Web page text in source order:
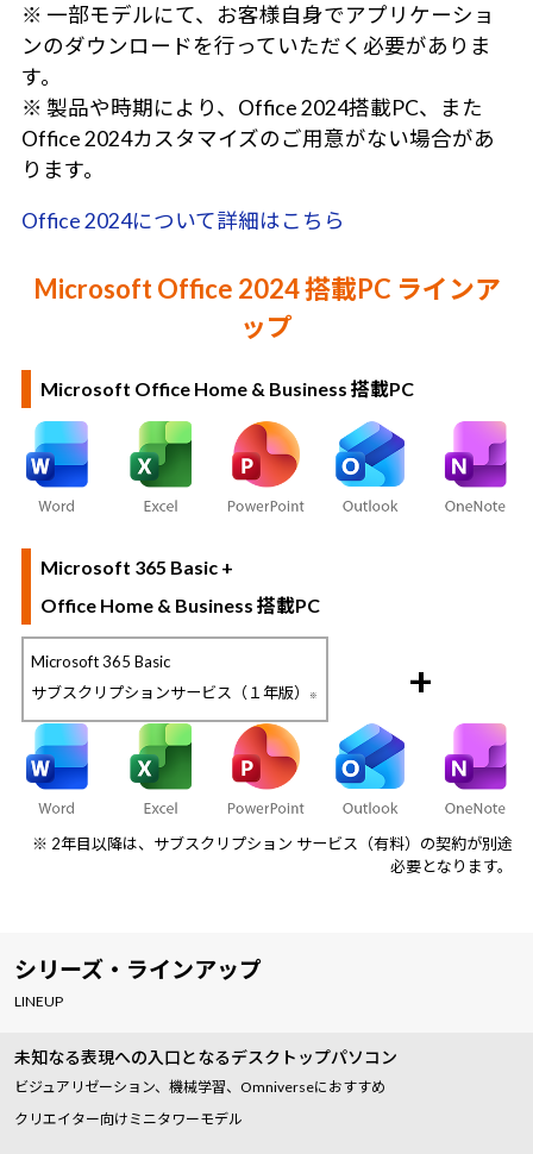
※ 一部モデルにて、お客様自身でアプリケーショ
ンのダウンロードを行っていただく必要がありま
す。
※ 製品や時期により、Office 2024搭載PC、また
Office 2024カスタマイズのご用意がない場合があ
ります。
Office 2024について詳細はこちら
Microsoft Office 2024 搭載PC ラインア
ップ
Microsoft Office Home & Business 搭載PC
Microsoft 365 Basic +
Office Home & Business 搭載PC
Microsoft 365 Basic
サブスクリプションサービス（１年版）
※ +
※ 2年目以降は、サブスクリプション サービス（有料）の契約が別途
必要となります。
シリーズ・ラインアップ
LINEUP
未知なる表現への入口となるデスクトップパソコン
ビジュアリゼーション、機械学習、Omniverseにおすすめ
クリエイター向けミニタワーモデル